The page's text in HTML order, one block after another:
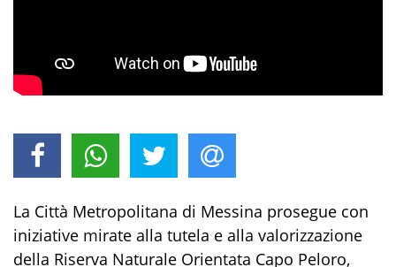
La Città Metropolitana di Messina prosegue con
iniziative mirate alla tutela e alla valorizzazione
della Riserva Naturale Orientata Capo Peloro,